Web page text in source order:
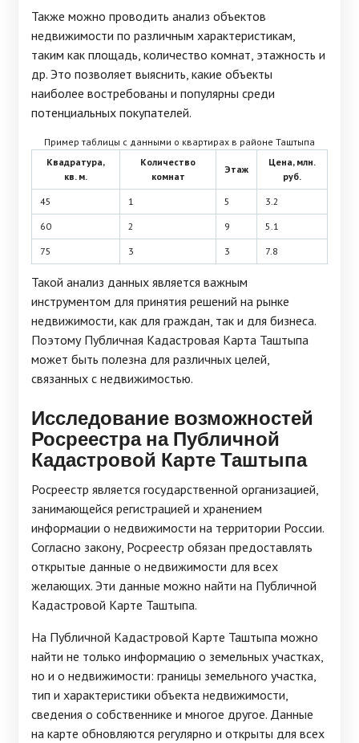
Также можно проводить анализ объектов
недвижимости по различным характеристикам,
таким как площадь, количество комнат, этажность и
др. Это позволяет выяснить, какие объекты
наиболее востребованы и популярны среди
потенциальных покупателей.
Пример таблицы с данными о квартирах в районе Таштыпа
Квадратура,
кв. м.
Количество
комнат
Этаж
Цена, млн.
руб.
45 1 5 3.2
60 2 9 5.1
75 3 3 7.8
Такой анализ данных является важным
инструментом для принятия решений на рынке
недвижимости, как для граждан, так и для бизнеса.
Поэтому Публичная Кадастровая Карта Таштыпа
может быть полезна для различных целей,
связанных с недвижимостью.
Исследование возможностей
Росреестра на Публичной
Кадастровой Карте Таштыпа
Росреестр является государственной организацией,
занимающейся регистрацией и хранением
информации о недвижимости на территории России.
Согласно закону, Росреестр обязан предоставлять
открытые данные о недвижимости для всех
желающих. Эти данные можно найти на Публичной
Кадастровой Карте Таштыпа.
На Публичной Кадастровой Карте Таштыпа можно
найти не только информацию о земельных участках,
но и о недвижимости: границы земельного участка,
тип и характеристики объекта недвижимости,
сведения о собственнике и многое другое. Данные
на карте обновляются регулярно и открыты для всех